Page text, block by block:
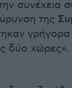
συνέχεια
της
δύο χώρες».